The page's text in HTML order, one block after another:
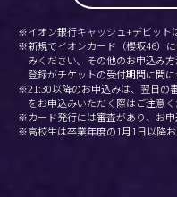
※イオン銀行キャッシュ+デビット
※新規でイオンカード（櫻坂46）
みください。その他のお申込み
登録がチケットの受付期間に間に
※21:30以降のお申込みは、翌日の
をお申込みいただく際はご注意く
※カード発行には審査があり、お申
※高校生は卒業年度の1月1日以降お